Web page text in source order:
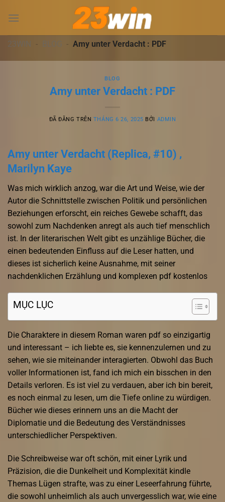
đến
dung23WIN - BLOG - Amy unter Verdacht : PDF
BLOG
Amy unter Verdacht : PDF
ĐÃ ĐĂNG TRÊN THÁNG 6 26, 2025 BỞI ADMIN
Amy unter Verdacht (Replica, #10) ,
Marilyn Kaye
Was mich wirklich anzog, war die Art und Weise, wie der
Autor die Schnittstelle zwischen Politik und persönlichen
Beziehungen erforscht, ein reiches Gewebe schafft, das
sowohl zum Nachdenken anregt als auch tief menschlich
ist. In der literarischen Welt gibt es unzählige Bücher, die
einen bedeutenden Einfluss auf die Leser hatten, und
dieses ist sicherlich keine Ausnahme, mit seiner
nachdenklichen Erzählung und komplexen pdf kostenlos
MỤC LỤC
Die Charaktere in diesem Roman waren pdf so einzigartig
und interessant – ich liebte es, sie kennenzulernen und zu
sehen, wie sie miteinander interagierten. Obwohl das Buch
voller Informationen ist, fand ich mich ein bisschen in den
Details verloren. Es ist viel zu verdauen, aber ich bin bereit,
es noch einmal zu lesen, um die Tiefe online zu würdigen.
Bücher wie dieses erinnern uns an die Macht der
Diplomatie und die Bedeutung des Verständnisses
unterschiedlicher Perspektiven.
Die Schreibweise war oft schön, mit einer Lyrik und
Präzision, die die Dunkelheit und Komplexität kindle
Themas Lügen strafte, was zu einer Leseerfahrung führte,
die sowohl unheimlich als auch unvergesslich war, wie eine